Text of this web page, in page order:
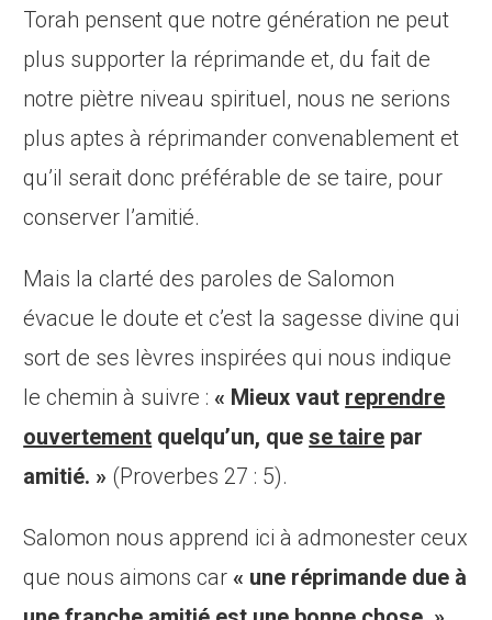
Torah pensent que notre génération ne peut
plus supporter la réprimande et, du fait de
notre piètre niveau spirituel, nous ne serions
plus aptes à réprimander convenablement et
qu’il serait donc préférable de se taire, pour
conserver l’amitié.
Mais la clarté des paroles de Salomon
évacue le doute et c’est la sagesse divine qui
sort de ses lèvres inspirées qui nous indique
le chemin à suivre :« Mieux vaut reprendre
ouvertement quelqu’un, quese taire par
amitié. » (Proverbes 27 : 5).
Salomon nous apprend ici à admonester ceux
que nous aimons car« une réprimande due à